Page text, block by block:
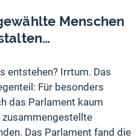
Menschen
entstehen? Irrtum. Das
Für besonders
das Parlament kaum
zusammengestellte
Das Parlament fand die